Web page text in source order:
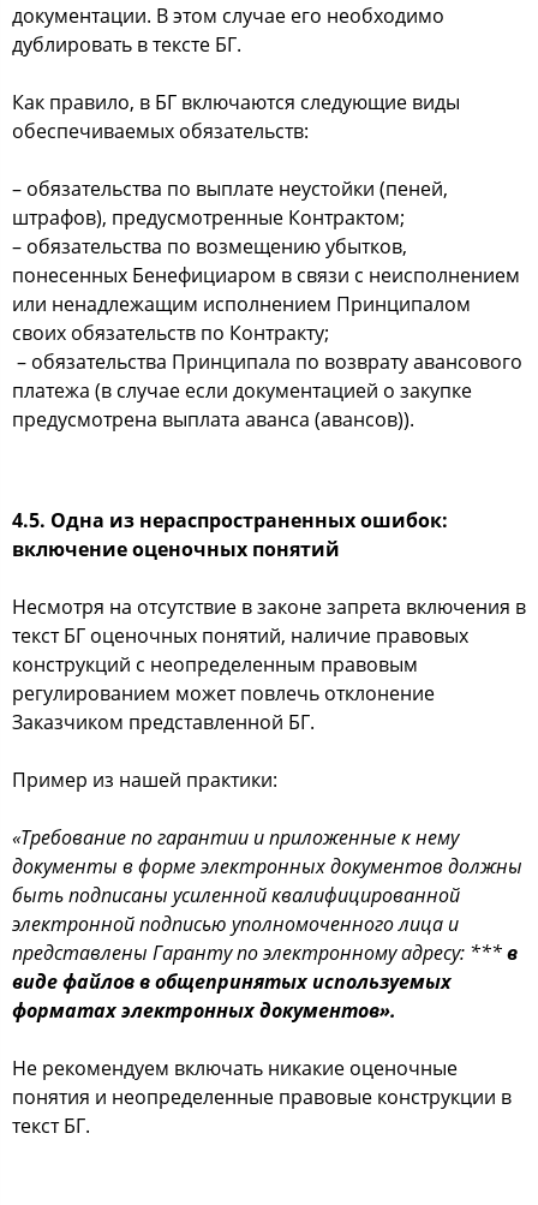
документации. В этом случае его необходимо
дублировать в тексте БГ.
Как правило, в БГ включаются следующие виды
обеспечиваемых обязательств:
– обязательства по выплате неустойки (пеней,
штрафов), предусмотренные Контрактом;
– обязательства по возмещению убытков,
понесенных Бенефициаром в связи с неисполнением
или ненадлежащим исполнением Принципалом
своих обязательств по Контракту;
– обязательства Принципала по возврату авансового
платежа (в случае если документацией о закупке
предусмотрена выплата аванса (авансов)).
4.5. Одна из нераспространенных ошибок:
включение оценочных понятий
Несмотря на отсутствие в законе запрета включения в
текст БГ оценочных понятий, наличие правовых
конструкций с неопределенным правовым
регулированием может повлечь отклонение
Заказчиком представленной БГ.
Пример из нашей практики:
«Требование по гарантии и приложенные к нему
документы в форме электронных документов должны
быть подписаны усиленной квалифицированной
электронной подписью уполномоченного лица и
представлены Гаранту по электронному адресу: ***в
виде файлов в общепринятых используемых
форматах электронных документов».
Не рекомендуем включать никакие оценочные
понятия и неопределенные правовые конструкции в
текст БГ.